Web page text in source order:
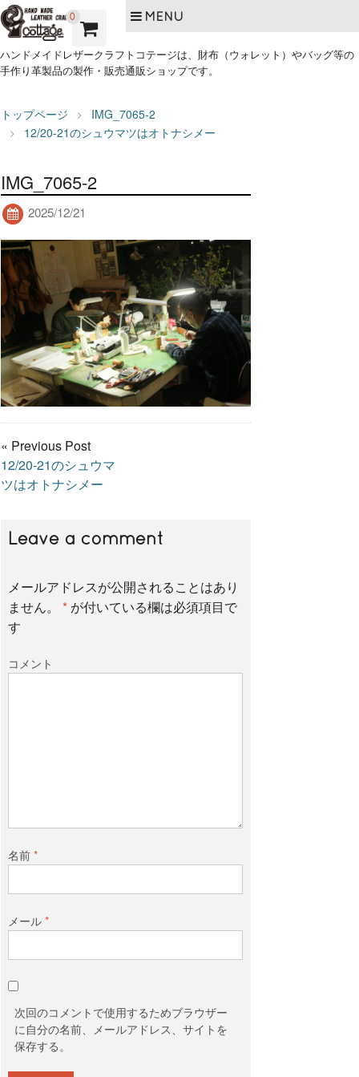
0 MENU
ハンドメイドレザークラフトコテージは、財布（ウォレット）やバッグ等の
手作り革製品の製作・販売通販ショップです。
トップページ
IMG_7065-2
12/20-21のシュウマツはオトナシメー
IMG_7065-2
2025/12/21
« Previous Post
12/20-21のシュウマ
ツはオトナシメー
Leave a comment
メールアドレスが公開されることはあり
ません。
* が付いている欄は必須項目で
す
コメント
名前*
メール*
次回のコメントで使用するためブラウザー
に自分の名前、メールアドレス、サイトを
保存する。